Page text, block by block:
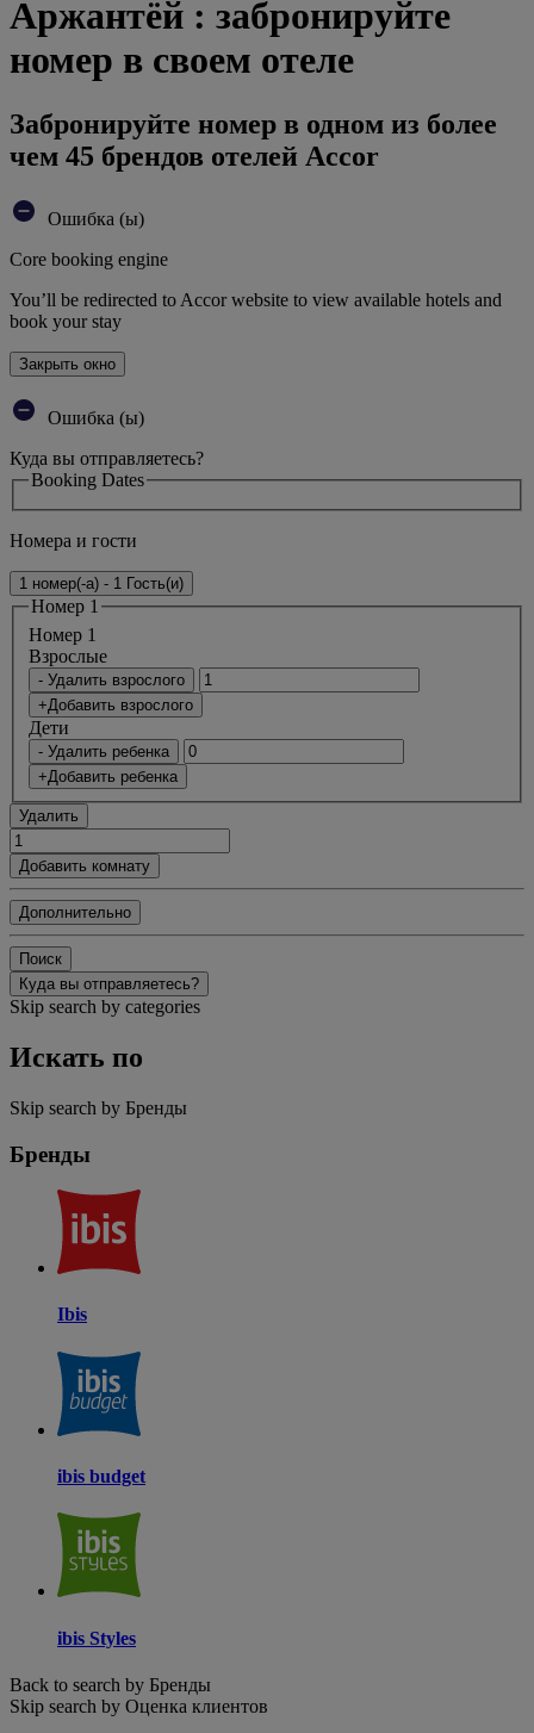
Аржантёй : забронируйте
номер в своем отеле
Забронируйте номер в одном из более
чем 45 брендов отелей Accor
Ошибка (ы)
Core booking engine
You’ll be redirected to Accor website to view available hotels and
book your stay
Закрыть окно
Ошибка (ы)
Куда вы отправляетесь?
Booking Dates
Номера и гости
1 номер(-а) - 1 Гость(и)
Номер 1
Номер 1
Bзрослые
- Удалить взрослого
+Добавить взрослого
Дети
- Удалить ребенка
+Добавить ребенка
Удалить
Добавить комнату
Дополнительно
Поиск
Куда вы отправляетесь?
Skip search by categories
Искать по
Skip search by Бренды
Бренды
Ibis
ibis budget
ibis Styles
Back to search by Бренды
Skip search by Оценка клиентов